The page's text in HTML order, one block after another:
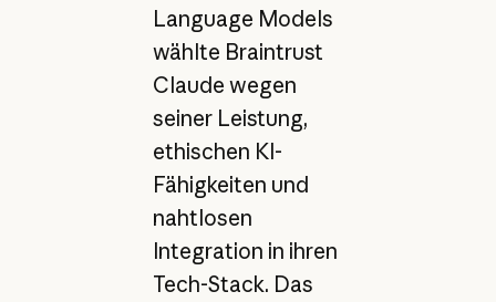
Language Models
wählte Braintrust
Claude wegen
seiner Leistung,
ethischen KI-
Fähigkeiten und
nahtlosen
Integration in ihren
Tech-Stack. Das